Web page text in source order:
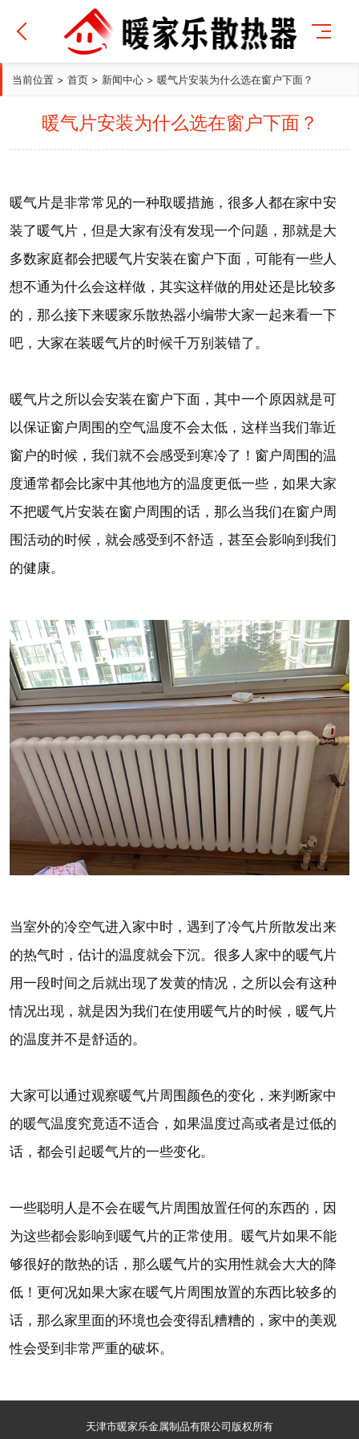
当前位置 > 首页 > 新闻中心 > 暖气片安装为什么选在窗户下面？
暖气片安装为什么选在窗户下面？
暖气片是非常常见的一种取暖措施，很多人都在家中安
装了暖气片，但是大家有没有发现一个问题，那就是大
多数家庭都会把暖气片安装在窗户下面，可能有一些人
想不通为什么会这样做，其实这样做的用处还是比较多
的，那么接下来暖家乐散热器小编带大家一起来看一下
吧，大家在装暖气片的时候千万别装错了。
暖气片之所以会安装在窗户下面，其中一个原因就是可
以保证窗户周围的空气温度不会太低，这样当我们靠近
窗户的时候，我们就不会感受到寒冷了！窗户周围的温
度通常都会比家中其他地方的温度更低一些，如果大家
不把暖气片安装在窗户周围的话，那么当我们在窗户周
围活动的时候，就会感受到不舒适，甚至会影响到我们
的健康。
当室外的冷空气进入家中时，遇到了冷气片所散发出来
的热气时，估计的温度就会下沉。很多人家中的暖气片
用一段时间之后就出现了发黄的情况，之所以会有这种
情况出现，就是因为我们在使用暖气片的时候，暖气片
的温度并不是舒适的。
大家可以通过观察暖气片周围颜色的变化，来判断家中
的暖气温度究竟适不适合，如果温度过高或者是过低的
话，都会引起暖气片的一些变化。
一些聪明人是不会在暖气片周围放置任何的东西的，因
为这些都会影响到暖气片的正常使用。暖气片如果不能
够很好的散热的话，那么暖气片的实用性就会大大的降
低！更何况如果大家在暖气片周围放置的东西比较多的
话，那么家里面的环境也会变得乱糟糟的，家中的美观
性会受到非常严重的破坏。
天津市暖家乐金属制品有限公司版权所有